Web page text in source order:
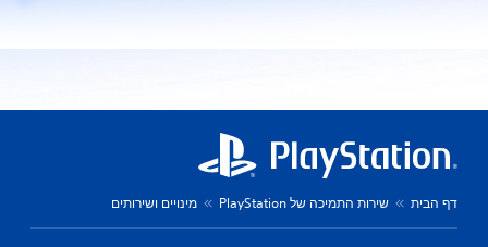
דף הבית שירות התמיכה של PlayStation מינויים ושירותים